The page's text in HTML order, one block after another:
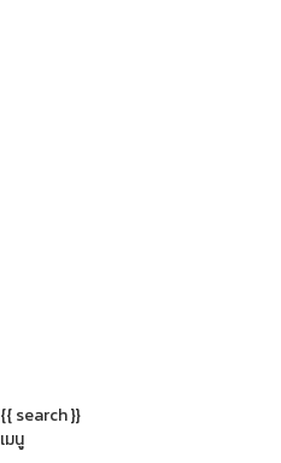
{{ search }}
เมนู